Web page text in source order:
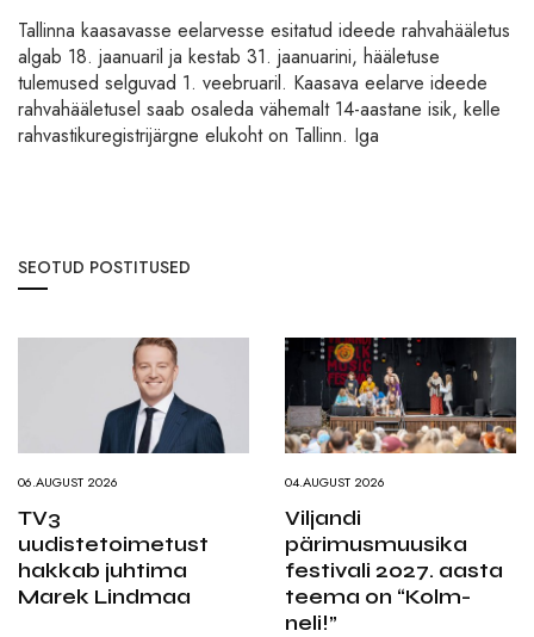
Tallinna kaasavasse eelarvesse esitatud ideede rahvahääletus
algab 18. jaanuaril ja kestab 31. jaanuarini, hääletuse
tulemused selguvad 1. veebruaril. Kaasava eelarve ideede
rahvahääletusel saab osaleda vähemalt 14-aastane isik, kelle
rahvastikuregistrijärgne elukoht on Tallinn. Iga
SEOTUD POSTITUSED
06.AUGUST 2026
TV3
uudistetoimetust
hakkab juhtima
Marek Lindmaa
04.AUGUST 2026
Viljandi
pärimusmuusika
festivali 2027. aasta
teema on “Kolm-
neli!”